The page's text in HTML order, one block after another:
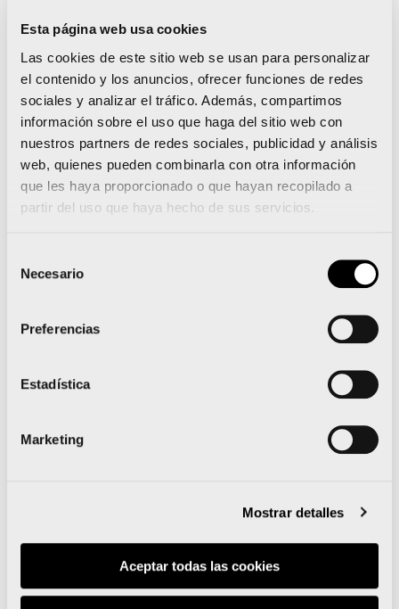
Esta página web usa cookies
Las cookies de este sitio web se usan para personalizar
el contenido y los anuncios, ofrecer funciones de redes
sociales y analizar el tráfico. Además, compartimos
información sobre el uso que haga del sitio web con
nuestros partners de redes sociales, publicidad y análisis
web, quienes pueden combinarla con otra información
que les haya proporcionado o que hayan recopilado a
partir del uso que haya hecho de sus servicios.
Necesario
Preferencias
Estadística
Marketing
Mostrar detalles
Aceptar todas las cookies
del Global Running Day se han destinado de
forma íntegra al reto de junio y se sumarán a lo
que se consiga recaudar durante todo este
mes.
Desde AECC Valencia, su Presidente Tomás
Trénor, quien ha recibido el cheque simbólico
por parte de Valencia Ciudad del Running, ha
su apoyo a la causa y ha destacado que el
prevenir la enfermedad y, por ello, seguiremos
poder seguir ayudando”.